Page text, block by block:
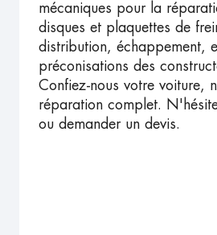
mécaniques pour la
disques et plaquettes de
distribution, échappement,
préconisations des
Confiez-nous votre voiture,
réparation complet.
ou demander un devis.